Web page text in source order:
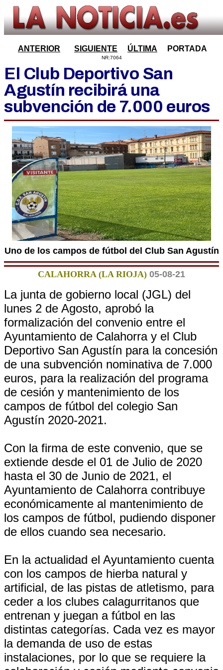
ANTERIOR SIGUIENTE ÚLTIMA PORTADA
NR:7064
El Club Deportivo San
Agustín recibirá una
subvención de 7.000 euros
Uno de los campos de fútbol del Club San Agustín
CALAHORRA (LA RIOJA) 05-08-21
La junta de gobierno local (JGL) del
lunes 2 de Agosto, aprobó la
formalización del convenio entre el
Ayuntamiento de Calahorra y el Club
Deportivo San Agustín para la concesión
de una subvención nominativa de 7.000
euros, para la realización del programa
de cesión y mantenimiento de los
campos de fútbol del colegio San
Agustín 2020-2021.
Con la firma de este convenio, que se
extiende desde el 01 de Julio de 2020
hasta el 30 de Junio de 2021, el
Ayuntamiento de Calahorra contribuye
económicamente al mantenimiento de
los campos de fútbol, pudiendo disponer
de ellos cuando sea necesario.
En la actualidad el Ayuntamiento cuenta
con los campos de hierba natural y
artificial, de las pistas de atletismo, para
ceder a los clubes calagurritanos que
entrenan y juegan a fútbol en las
distintas categorías. Cada vez es mayor
la demanda de uso de estas
instalaciones, por lo que se requiere la